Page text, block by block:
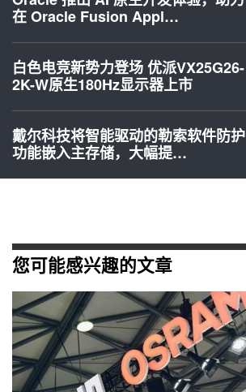
在 Oracle Fusion Appl…
白色电竞新势力登场 优派VX25G26-
2K-W原生180Hz显示器上市
戴尔科技将智能驱动的勒索软件防护
功能嵌入主存储，大幅提…
您可能感兴趣的文章